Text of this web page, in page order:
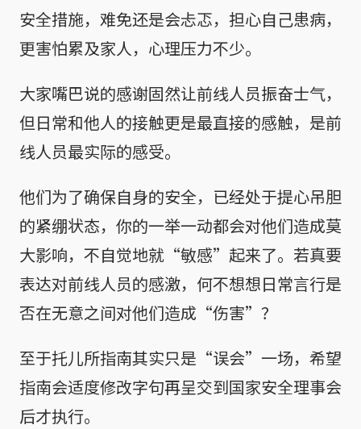
安全措施，难免还是会忐忑，担心自己患病，
更害怕累及家人，心理压力不少。
大家嘴巴说的感谢固然让前线人员振奋士气，
但日常和他人的接触更是最直接的感触，是前
线人员最实际的感受。
他们为了确保自身的安全，已经处于提心吊胆
的紧绷状态，你的一举一动都会对他们造成莫
大影响，不自觉地就“敏感”起来了。若真要
表达对前线人员的感激，何不想想日常言行是
否在无意之间对他们造成“伤害”？
至于托儿所指南其实只是“误会”一场，希望
指南会适度修改字句再呈交到国家安全理事会
后才执行。